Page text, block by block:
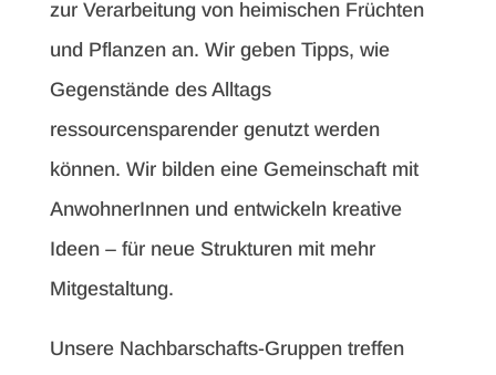
zur Verarbeitung von heimischen Früchten
und Pflanzen an. Wir geben Tipps, wie
Gegenstände des Alltags
ressourcensparender genutzt werden
können. Wir bilden eine Gemeinschaft mit
AnwohnerInnen und entwickeln kreative
Ideen – für neue Strukturen mit mehr
Mitgestaltung.
Unsere Nachbarschafts-Gruppen treffen